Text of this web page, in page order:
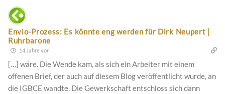
Envio-Prozess: Es könnte eng werden für Dirk Neupert |
Ruhrbarone
14 Jahre vor
[…] wäre. Die Wende kam, als sich ein Arbeiter mit einem
offenen Brief, der auch auf diesem Blog veröffentlicht wurde, an
die IGBCE wandte. Die Gewerkschaft entschloss sich dann